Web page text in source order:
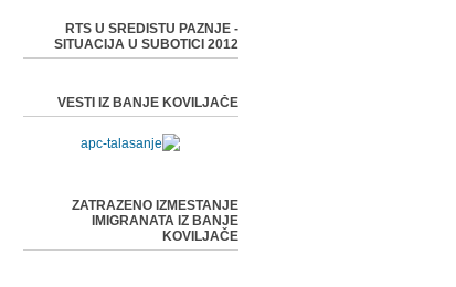
RTS U SREDISTU PAZNJE -
SITUACIJA U SUBOTICI 2012
VESTI IZ BANJE KOVILJAČE
ZATRAZENO IZMESTANJE
IMIGRANATA IZ BANJE
KOVILJAČE